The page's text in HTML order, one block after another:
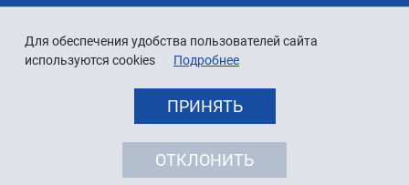
Для обеспечения удобства пользователей сайта
используются cookies
Подробнее
ПРИНЯТЬ
ОТКЛОНИТЬ
© 2026 «Белнефтехим»